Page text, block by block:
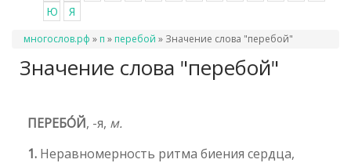
Ю
Я
Вы
многослов.рф » п » перебой » Значение слова "перебой"
Значение слова "перебой"
ПЕРЕБО́Й, -я, м.
1. Неравномерность ритма биения сердца,